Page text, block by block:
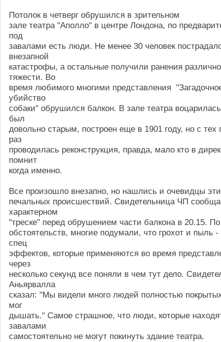
Потолок в четверг обрушился в зрительном
зале театра "Аполло" в центре Лондона, по
под
завалами есть люди. Не менее 30 человек
внезапной
катастрофы, а остальные получили ранения
тяжести. Во
время любимого многими представления
убийство
собаки" обрушился балкон. В зале театра
был
довольно старым, построен еще в 1901 году, но с тех
раз
проводилась реконструкция, правда, мало кто в
помнит
когда именно.
Все произошло внезапно, но нашлись и очевидцы
печальных происшествий. Свидетельница ЧП
характерном
"треске" перед обрушением части балкона в 20.15.
обстоятельств, многие подумали, что грохот и пыль
спец
эффектов, которые применяются во время
через
несколько секунд все поняли в чем тут дело.
Аньярвалла
сказал: "Мы видели много людей полностью
мог
дышать." Самое страшное, что люди, которые
завалами
самостоятельно не могут покинуть здание театра.